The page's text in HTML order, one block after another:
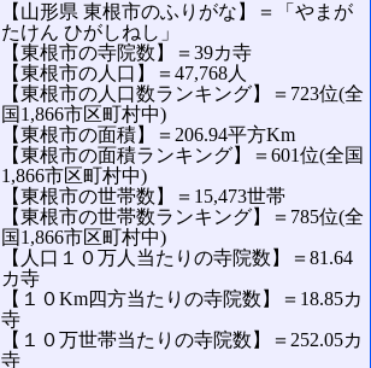
【山形県 東根市のふりがな】＝「やまが
たけん ひがしねし」
【東根市の寺院数】＝39カ寺
【東根市の人口】＝47,768人
【東根市の人口数ランキング】＝723位(全
国1,866市区町村中)
【東根市の面積】＝206.94平方Km
【東根市の面積ランキング】＝601位(全国
1,866市区町村中)
【東根市の世帯数】＝15,473世帯
【東根市の世帯数ランキング】＝785位(全
国1,866市区町村中)
【人口１０万人当たりの寺院数】＝81.64
カ寺
【１０Km四方当たりの寺院数】＝18.85カ
寺
【１０万世帯当たりの寺院数】＝252.05カ
寺